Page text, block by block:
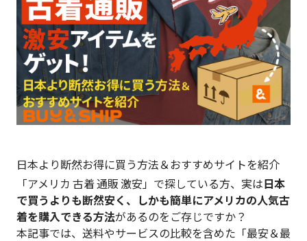
日本より断然お得に買う方法＆おすすめサイトを紹介
「アメリカ 古着 通販 激安」で探している方、実は 日本
で買うよりも断然安く、しかも簡単にアメリカの人気古
着を購入できる方法があるのをご存じですか？
本記事では、送料やサービスの比較を含めた「最安＆最